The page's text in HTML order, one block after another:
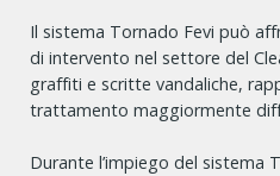
Il sistema Tornado Fevi può
di intervento nel settore del
graffiti e scritte vandaliche,
trattamento maggiormente
Durante l’impiego del sistema